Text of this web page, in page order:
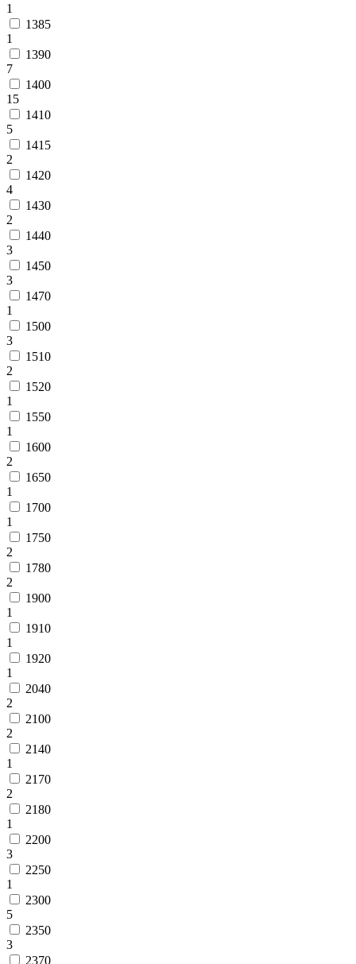
1
1385
1
1390
7
1400
15
1410
5
1415
2
1420
4
1430
2
1440
3
1450
3
1470
1
1500
3
1510
2
1520
1
1550
1
1600
2
1650
1
1700
1
1750
2
1780
2
1900
1
1910
1
1920
1
2040
2
2100
2
2140
1
2170
2
2180
1
2200
3
2250
1
2300
5
2350
3
2370